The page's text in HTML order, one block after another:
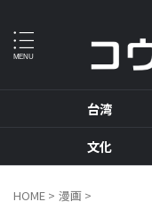
台湾
文化
HOME > 漫画 >